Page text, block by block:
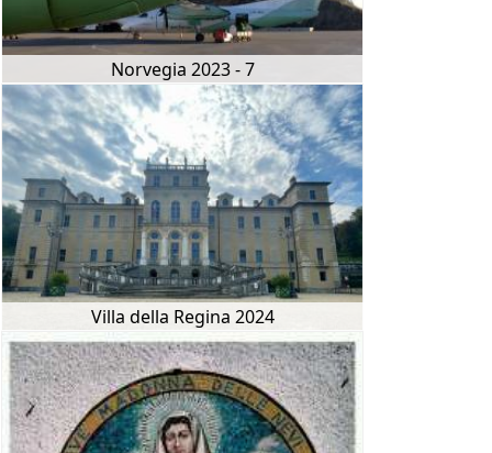
Norvegia 2023 - 7
Villa della Regina 2024